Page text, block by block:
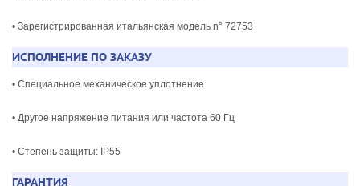
• Зарегистрированная итальянская модель n° 72753
ИСПОЛНЕНИЕ ПО ЗАКАЗУ
• Специальное механическое уплотнение
• Другое напряжение питания или частота 60 Гц
• Степень защиты: IP55
ГАРАНТИЯ